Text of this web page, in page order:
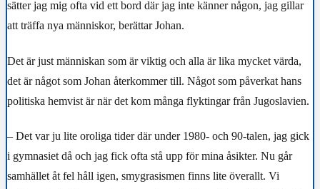
sätter jag mig ofta vid ett bord där jag inte känner någon, jag gillar
att träffa nya människor, berättar Johan.
Det är just människan som är viktig och alla är lika mycket värda,
det är något som Johan återkommer till. Något som påverkat hans
politiska hemvist är när det kom många flyktingar från Jugoslavien.
– Det var ju lite oroliga tider där under 1980- och 90-talen, jag gick
i gymnasiet då och jag fick ofta stå upp för mina åsikter. Nu går
samhället åt fel håll igen, smygrasismen finns lite överallt. Vi